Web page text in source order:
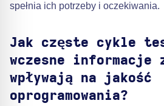
spełnia ich potrzeby i oczekiwania.
Jak częste cykle
wczesne informacje
wpływają na jakość
oprogramowania?